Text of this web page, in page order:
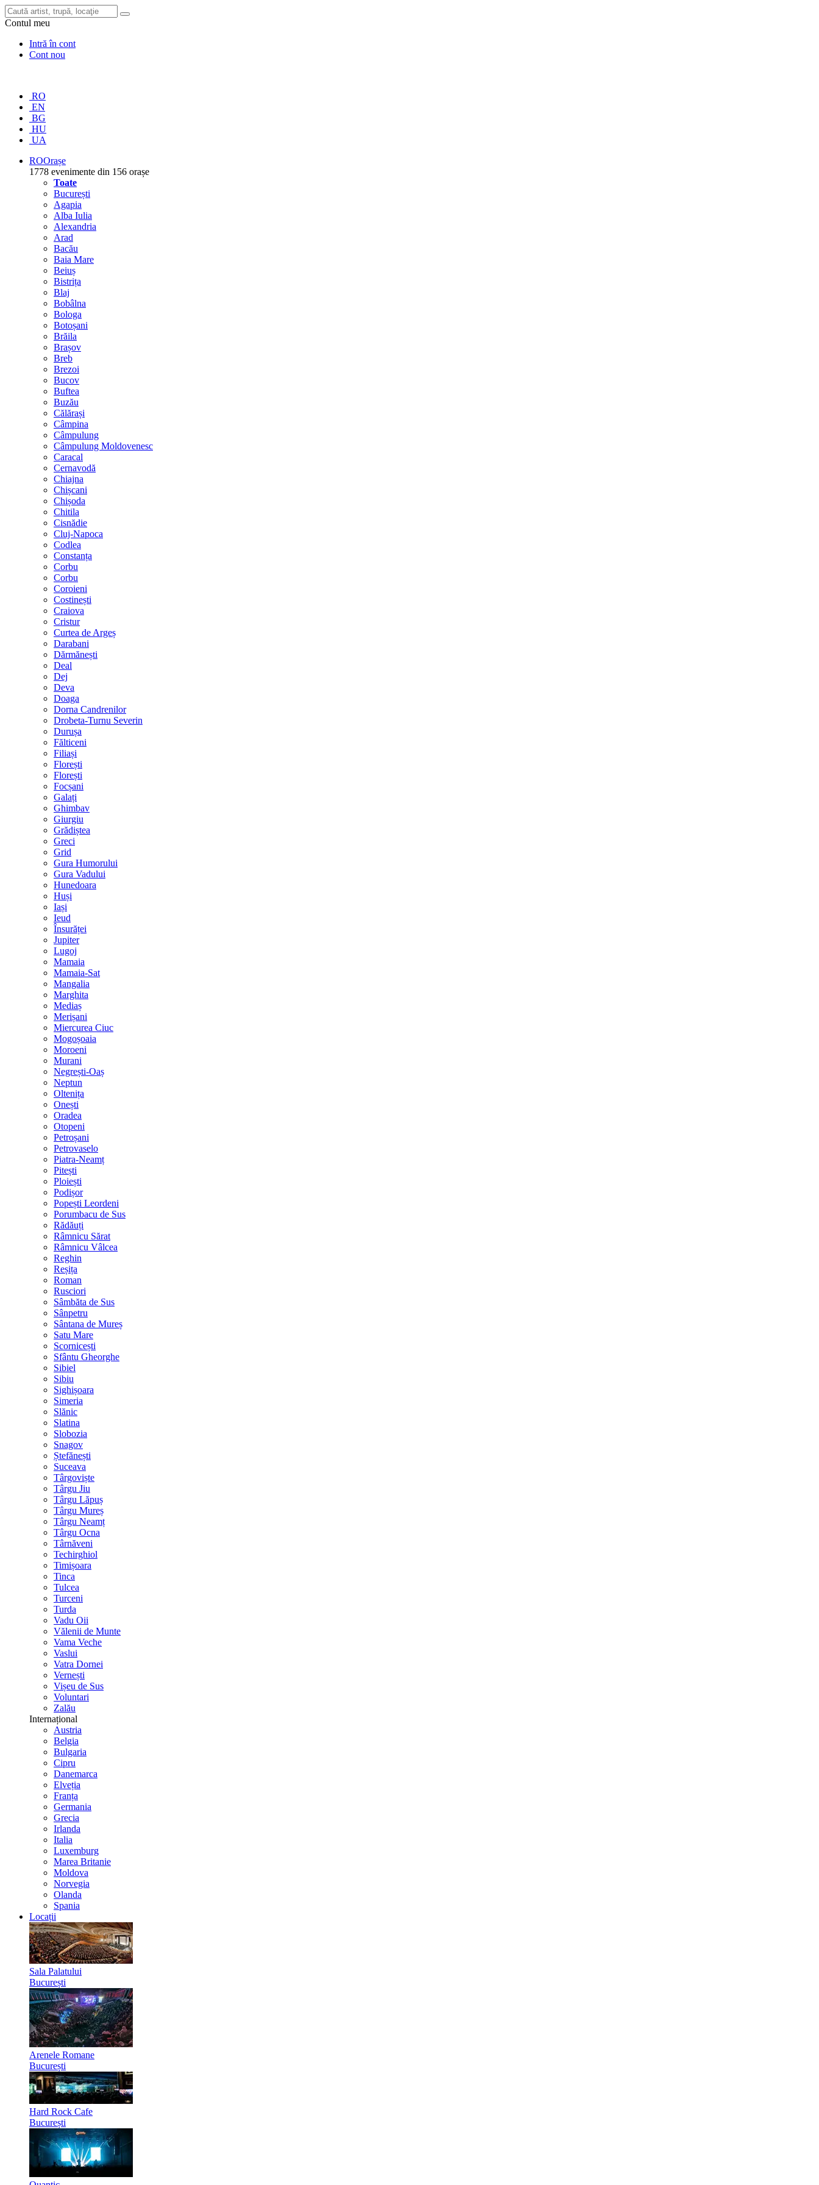
Contul meu
Intră în cont
Cont nou
RO
EN
BG
HU
UA
ROOrașe
1778 evenimente din 156 orașe
Toate
București
Agapia
Alba Iulia
Alexandria
Arad
Bacău
Baia Mare
Beiuș
Bistrița
Blaj
Bobâlna
Bologa
Botoșani
Brăila
Brașov
Breb
Brezoi
Bucov
Buftea
Buzău
Călărași
Câmpina
Câmpulung
Câmpulung Moldovenesc
Caracal
Cernavodă
Chiajna
Chișcani
Chișoda
Chitila
Cisnădie
Cluj-Napoca
Codlea
Constanța
Corbu
Corbu
Coroieni
Costinești
Craiova
Cristur
Curtea de Argeș
Darabani
Dărmănești
Deal
Dej
Deva
Doaga
Dorna Candrenilor
Drobeta-Turnu Severin
Durușa
Fălticeni
Filiași
Florești
Florești
Focșani
Galați
Ghimbav
Giurgiu
Grădiștea
Greci
Grid
Gura Humorului
Gura Vadului
Hunedoara
Huși
Iași
Ieud
Însurăței
Jupiter
Lugoj
Mamaia
Mamaia-Sat
Mangalia
Marghita
Mediaș
Merișani
Miercurea Ciuc
Mogoșoaia
Moroeni
Murani
Negrești-Oaș
Neptun
Oltenița
Onești
Oradea
Otopeni
Petroșani
Petrovaselo
Piatra-Neamț
Pitești
Ploiești
Podișor
Popești Leordeni
Porumbacu de Sus
Rădăuți
Râmnicu Sărat
Râmnicu Vâlcea
Reghin
Reșița
Roman
Rusciori
Sâmbăta de Sus
Sânpetru
Sântana de Mureș
Satu Mare
Scornicești
Sfântu Gheorghe
Sibiel
Sibiu
Sighișoara
Simeria
Slănic
Slatina
Slobozia
Snagov
Ștefănești
Suceava
Târgoviște
Târgu Jiu
Târgu Lăpuș
Târgu Mureș
Târgu Neamț
Târgu Ocna
Târnăveni
Techirghiol
Timișoara
Tinca
Tulcea
Turceni
Turda
Vadu Oii
Vălenii de Munte
Vama Veche
Vaslui
Vatra Dornei
Vernești
Vișeu de Sus
Voluntari
Zalău
Internațional
Austria
Belgia
Bulgaria
Cipru
Danemarca
Elveția
Franța
Germania
Grecia
Irlanda
Italia
Luxemburg
Marea Britanie
Moldova
Norvegia
Olanda
Spania
Locații
Sala Palatului
București
Arenele Romane
București
Hard Rock Cafe
București